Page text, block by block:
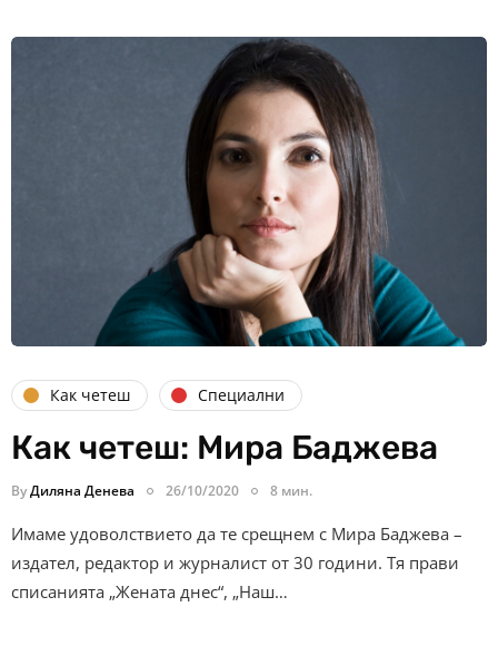
Как четеш Специални
Как четеш: Мира Баджева
ByДиляна Денева 26/10/2020 8 мин.
Имаме удоволствието да те срещнем с Мира Баджева –
издател, редактор и журналист от 30 години. Тя прави
списанията „Жената днес“, „Наш…